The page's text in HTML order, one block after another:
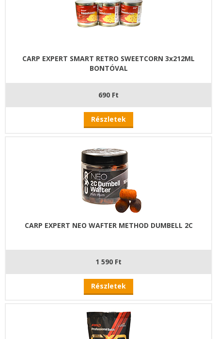
CARP EXPERT SMART RETRO SWEETCORN 3x212ML
BONTÓVAL
690 Ft
Részletek
CARP EXPERT NEO WAFTER METHOD DUMBELL 2C
1 590 Ft
Részletek